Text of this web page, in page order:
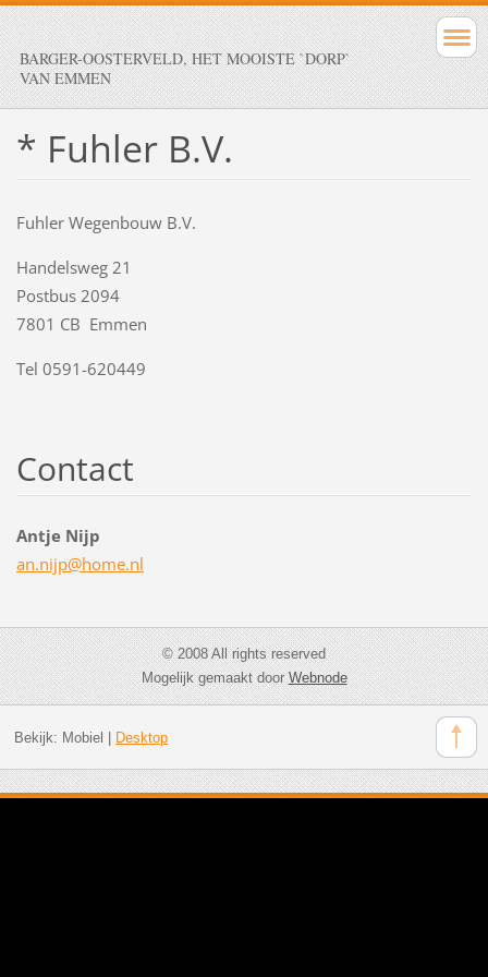
BARGER-OOSTERVELD, HET MOOISTE `DORP`
VAN EMMEN
* Fuhler B.V.
Fuhler Wegenbouw B.V.
Handelsweg 21
Postbus 2094
7801 CB Emmen
Tel 0591-620449
Contact
Antje Nijp
an.nijp@home.nl
© 2008 All rights reserved
Mogelijk gemaakt doorWebnode
Bekijk: Mobiel Desktop